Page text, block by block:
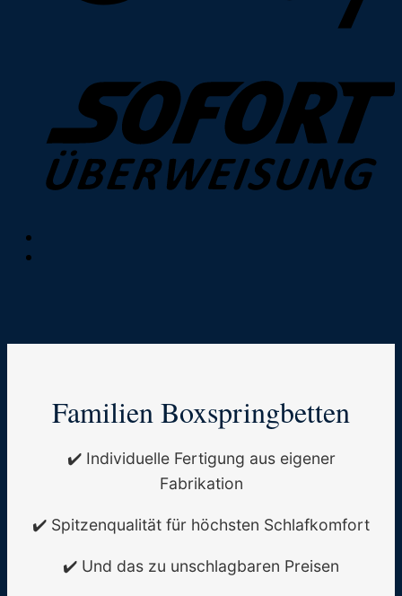
Familien Boxspringbetten
✔️ Individuelle Fertigung aus eigener
Fabrikation
✔️ Spitzenqualität für höchsten Schlafkomfort
✔️ Und das zu unschlagbaren Preisen